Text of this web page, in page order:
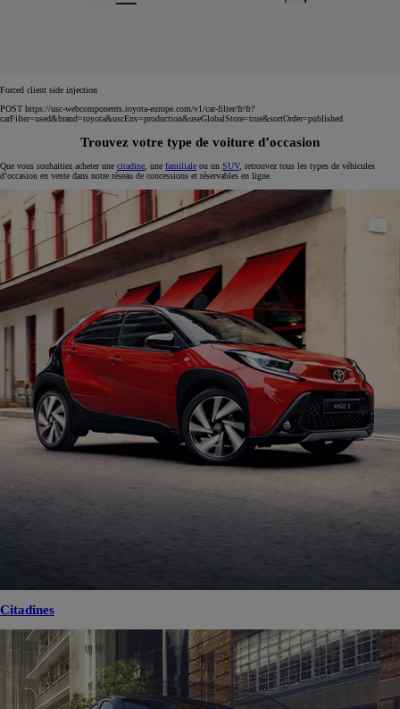
Forced client side injection
POST https://usc-webcomponents.toyota-europe.com/v1/car-filter/fr/fr?
carFilter=used&brand=toyota&uscEnv=production&useGlobalStore=true&sortOrder=published
Trouvez votre type de voiture d’occasion
Que vous souhaitiez acheter une citadine , une familiale ou un SUV, retrouvez tous les types de véhicules
d’occasion en vente dans notre réseau de concessions et réservables en ligne.
Citadines